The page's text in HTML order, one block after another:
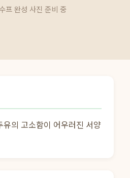
프 완성 사진 준비 중
유의 고소함이 어우러진 서양